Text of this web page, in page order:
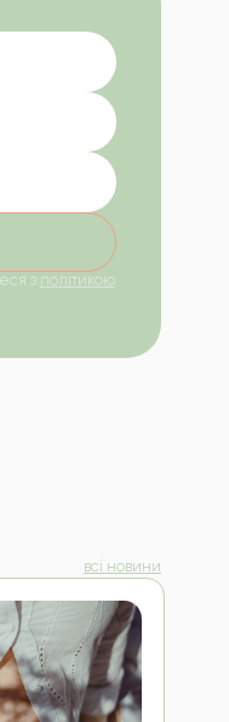
з політикою
всі новини